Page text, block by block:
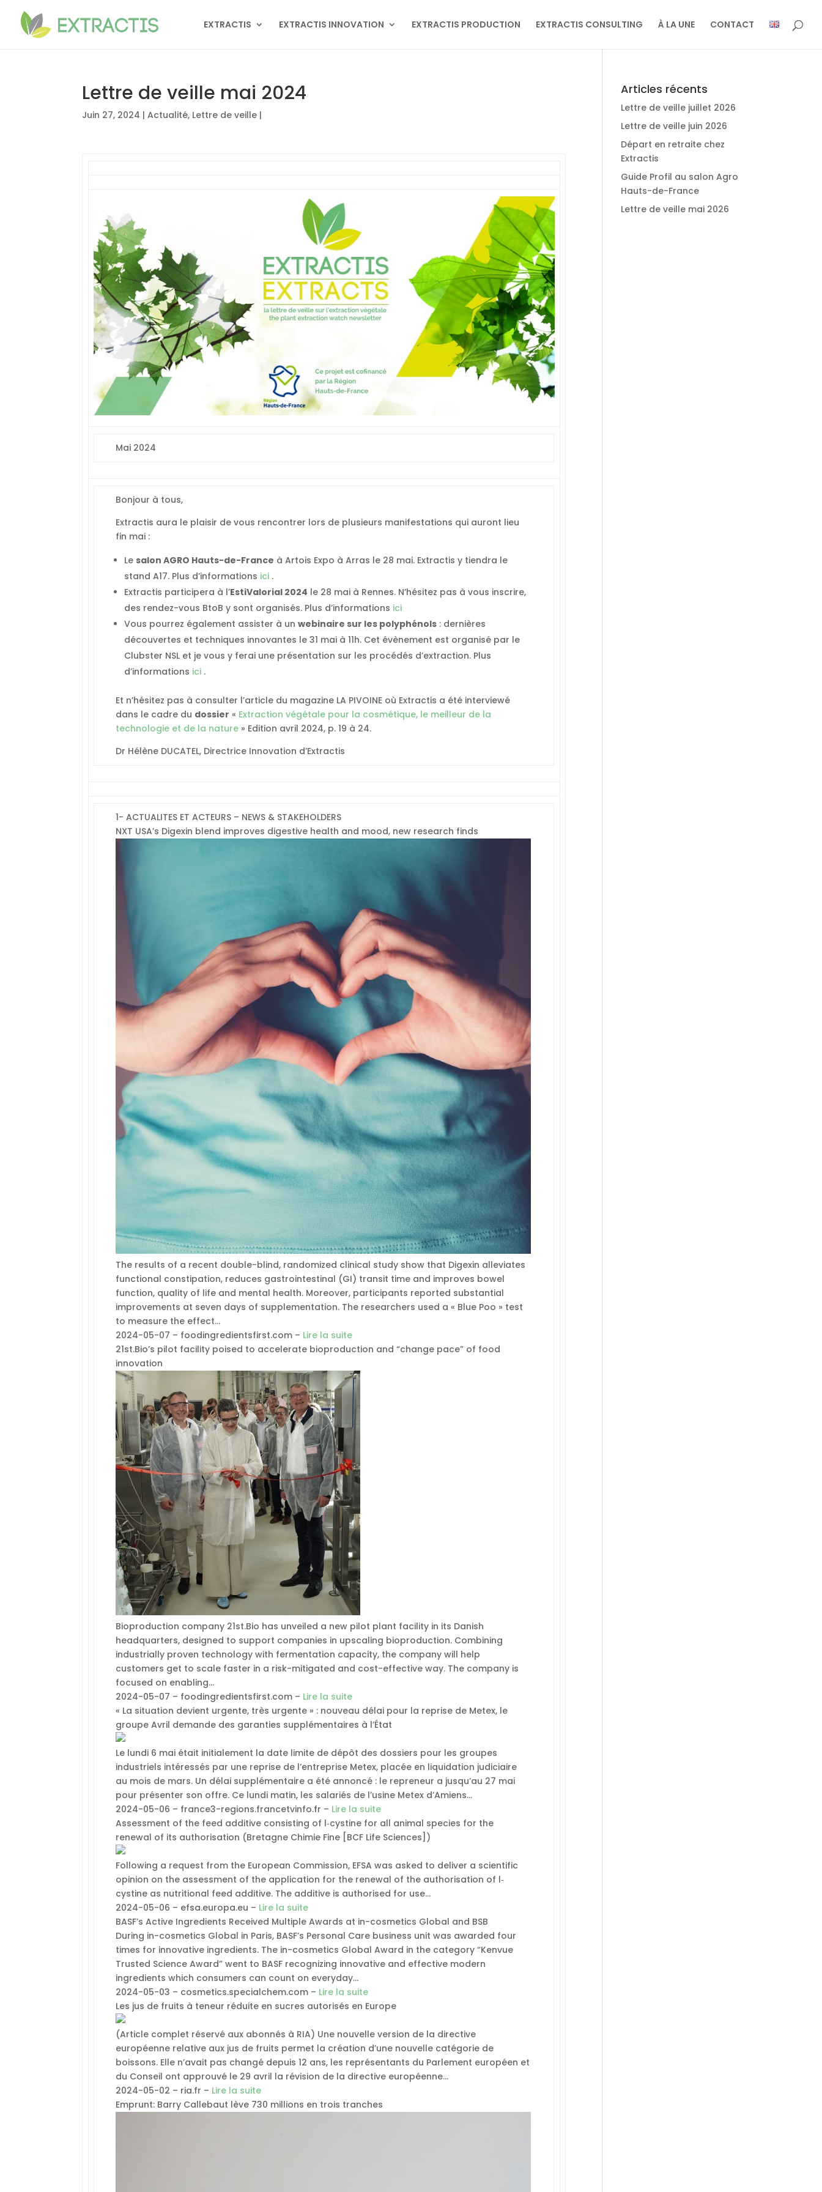
EXTRACTIS EXTRACTIS INNOVATION EXTRACTIS PRODUCTION EXTRACTIS CONSULTING À LA UNE CONTACT
Lettre de veille mai 2024
Juin 27, 2024 |Actualité, Lettre de veille |
Mai 2024
Bonjour à tous,
Extractis aura le plaisir de vous rencontrer lors de plusieurs manifestations qui auront lieu
fin mai :
Le salon AGRO Hauts-de-France à Artois Expo à Arras le 28 mai. Extractis y tiendra le
stand A17. Plus d’informations ici .
Extractis participera à l’EstiValorial 2024 le 28 mai à Rennes. N’hésitez pas à vous inscrire,
des rendez-vous BtoB y sont organisés. Plus d’informations ici
Vous pourrez également assister à unwebinaire sur les polyphénols : dernières
découvertes et techniques innovantes le 31 mai à 11h. Cet évènement est organisé par le
Clubster NSL et je vous y ferai une présentation sur les procédés d’extraction. Plus
d’informations ici .
Et n’hésitez pas à consulter l’article du magazine LA PIVOINE où Extractis a été interviewé
dans le cadre du dossier « Extraction végétale pour la cosmétique, le meilleur de la
technologie et de la nature » Edition avril 2024, p. 19 à 24.
Dr Hélène DUCATEL, Directrice Innovation d’Extractis
1- ACTUALITES ET ACTEURS – NEWS & STAKEHOLDERS
NXT USA’s Digexin blend improves digestive health and mood, new research finds
The results of a recent double-blind, randomized clinical study show that Digexin alleviates
functional constipation, reduces gastrointestinal (GI) transit time and improves bowel
function, quality of life and mental health. Moreover, participants reported substantial
improvements at seven days of supplementation. The researchers used a « Blue Poo » test
to measure the effect…
2024-05-07 – foodingredientsfirst.com – Lire la suite
21st.Bio’s pilot facility poised to accelerate bioproduction and “change pace” of food
innovation
Bioproduction company 21st.Bio has unveiled a new pilot plant facility in its Danish
headquarters, designed to support companies in upscaling bioproduction. Combining
industrially proven technology with fermentation capacity, the company will help
customers get to scale faster in a risk-mitigated and cost-effective way. The company is
focused on enabling…
2024-05-07 – foodingredientsfirst.com – Lire la suite
« La situation devient urgente, très urgente » : nouveau délai pour la reprise de Metex, le
groupe Avril demande des garanties supplémentaires à l’État
Le lundi 6 mai était initialement la date limite de dépôt des dossiers pour les groupes
industriels intéressés par une reprise de l’entreprise Metex, placée en liquidation judiciaire
au mois de mars. Un délai supplémentaire a été annoncé : le repreneur a jusqu’au 27 mai
pour présenter son offre. Ce lundi matin, les salariés de l’usine Metex d’Amiens…
2024-05-06 – france3-regions.francetvinfo.fr – Lire la suite
Assessment of the feed additive consisting of l‐cystine for all animal species for the
renewal of its authorisation (Bretagne Chimie Fine [BCF Life Sciences])
Following a request from the European Commission, EFSA was asked to deliver a scientific
opinion on the assessment of the application for the renewal of the authorisation of l‐
cystine as nutritional feed additive. The additive is authorised for use…
2024-05-06 – efsa.europa.eu – Lire la suite
BASF’s Active Ingredients Received Multiple Awards at in-cosmetics Global and BSB
During in-cosmetics Global in Paris, BASF’s Personal Care business unit was awarded four
times for innovative ingredients. The in-cosmetics Global Award in the category “Kenvue
Trusted Science Award” went to BASF recognizing innovative and effective modern
ingredients which consumers can count on everyday…
2024-05-03 – cosmetics.specialchem.com – Lire la suite
Les jus de fruits à teneur réduite en sucres autorisés en Europe
(Article complet réservé aux abonnés à RIA) Une nouvelle version de la directive
européenne relative aux jus de fruits permet la création d’une nouvelle catégorie de
boissons. Elle n’avait pas changé depuis 12 ans, les représentants du Parlement européen et
du Conseil ont approuvé le 29 avril la révision de la directive européenne…
2024-05-02 – ria.fr – Lire la suite
Emprunt: Barry Callebaut lève 730 millions en trois tranches
Articles récents
Lettre de veille juillet 2026
Lettre de veille juin 2026
Départ en retraite chez
Extractis
Guide Profil au salon Agro
Hauts-de-France
Lettre de veille mai 2026